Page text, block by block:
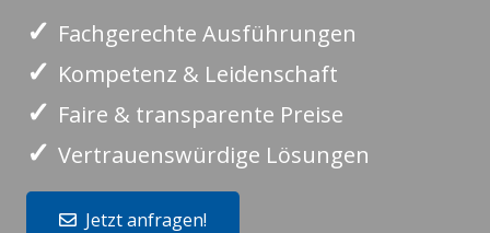
✓ Fachgerechte Ausführungen
✓ Kompetenz & Leidenschaft
✓ Faire & transparente Preise
✓ Vertrauenswürdige Lösungen
Jetzt anfragen!